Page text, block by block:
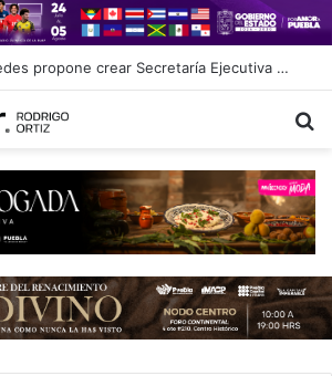
Diputado Céspedes propone crear Secretaría Ejecutiva del Sistema de Protección de Niñas, Niños y Adolescentes